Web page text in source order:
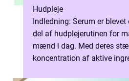
Hudpleje
Indledning: Serum er
del af hudplejerutinen for
mænd i dag. Med deres
koncentration af aktive